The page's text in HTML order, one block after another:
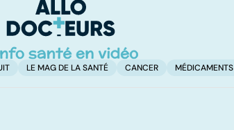
LE MAG DE LA SANTÉ CANCER MÉDICAMENTS